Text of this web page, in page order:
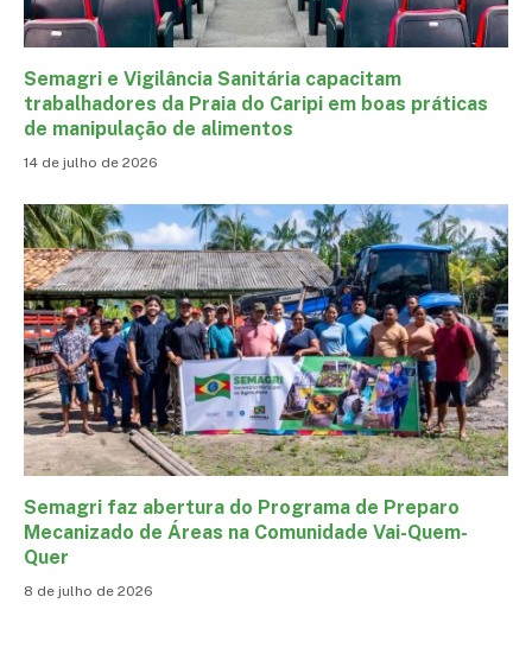
Semagri e Vigilância Sanitária capacitam
trabalhadores da Praia do Caripi em boas práticas
de manipulação de alimentos
14 de julho de 2026
Semagri faz abertura do Programa de Preparo
Mecanizado de Áreas na Comunidade Vai-Quem-
Quer
8 de julho de 2026